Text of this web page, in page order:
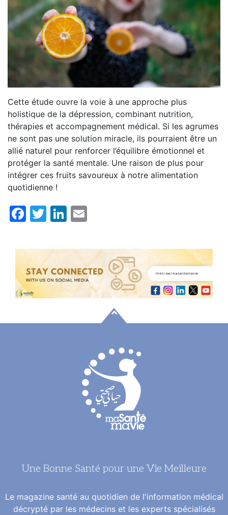
Cette étude ouvre la voie à une approche plus
holistique de la dépression, combinant nutrition,
thérapies et accompagnement médical. Si les agrumes
ne sont pas une solution miracle, ils pourraient être un
allié naturel pour renforcer l’équilibre émotionnel et
protéger la santé mentale. Une raison de plus pour
intégrer ces fruits savoureux à notre alimentation
quotidienne !
Facebook
TwitterLinkedIn
Une Bonne Santé pour une Vie Meilleure
Le magazine santé au quotidien de l'information médical
décrypté par les médecins et les experts spécialisés